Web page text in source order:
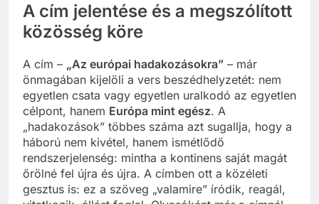
A cím jelentése és a megszólított
közösség köre
A cím – „Az európai hadakozásokra” – már
önmagában kijelöli a vers beszédhelyzetét: nem
egyetlen csata vagy egyetlen uralkodó az egyetlen
célpont, hanem Európa mint egész. A
„hadakozások” többes száma azt sugallja, hogy a
háború nem kivétel, hanem ismétlődő
rendszerjelenség: mintha a kontinens saját magát
őrölné fel újra és újra. A címben ott a közéleti
gesztus is: ez a szöveg „valamire” íródik, reagál,